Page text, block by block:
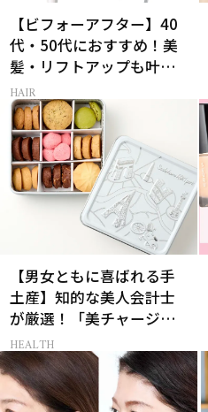
【ビフォーアフター】40
代・50代におすすめ！美
髪・リフトアップも叶う
最新ヘアケア家電3選
HAIR
【男女ともに喜ばれる手
土産】知的な美人会計士
が厳選！「美チャージギ
フト」3選
HEALTH